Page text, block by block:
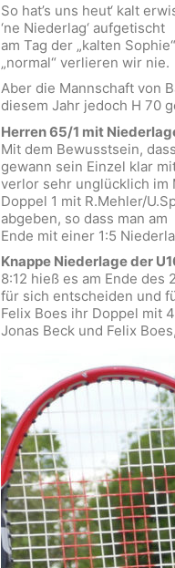
So hat’s uns heut‘ kalt
‘ne Niederlag‘ aufgetischt
am Tag der „kalten
„normal“ verlieren wir nie.
Aber die Mannschaft von
diesem Jahr jedoch H 70
Herren 65/1 mit
Mit dem Bewusstsein,
gewann sein Einzel klar
verlor sehr unglücklich im
Doppel 1 mit R.Mehler/
abgeben, so dass man am
Ende mit einer 1:5
Knappe Niederlage der
8:12 hieß es am Ende
für sich entscheiden und
Felix Boes ihr Doppel mit
Jonas Beck und Felix